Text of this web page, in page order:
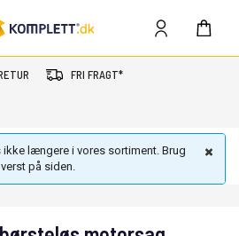
FRI FRAGT*
ikke længere i vores sortiment. Brug
på siden.